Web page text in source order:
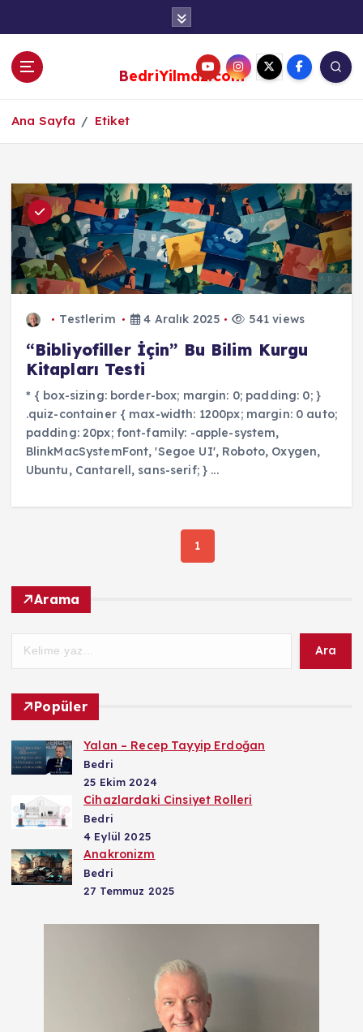
BedriYilmaz.com
Ana Sayfa Etiket
Testlerim 4 Aralık 2025 541 views
“Bibliyofiller İçin” Bu Bilim Kurgu
Kitapları Testi
* { box-sizing: border-box; margin: 0; padding: 0; }
.quiz-container { max-width: 1200px; margin: 0 auto;
padding: 20px; font-family: -apple-system,
BlinkMacSystemFont, 'Segoe UI', Roboto, Oxygen,
Ubuntu, Cantarell, sans-serif; } ...
1
Arama
Ara
Popüler
Yalan – Recep Tayyip Erdoğan
Bedri
25 Ekim 2024
Cihazlardaki Cinsiyet Rolleri
Bedri
4 Eylül 2025
Anakronizm
Bedri
27 Temmuz 2025